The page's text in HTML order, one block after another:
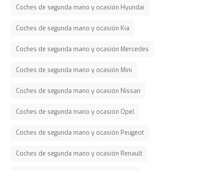
Coches de segunda mano y ocasión Hyundai
Coches de segunda mano y ocasión Kia
Coches de segunda mano y ocasión Mercedes
Coches de segunda mano y ocasión Mini
Coches de segunda mano y ocasión Nissan
Coches de segunda mano y ocasión Opel
Coches de segunda mano y ocasión Peugeot
Coches de segunda mano y ocasión Renault